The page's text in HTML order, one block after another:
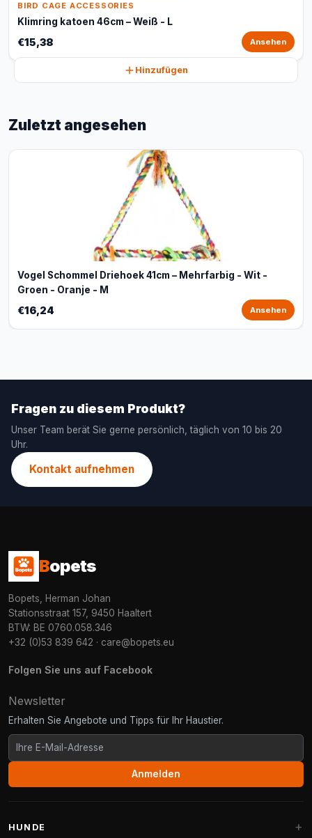
BIRD CAGE ACCESSORIES
Klimring katoen 46cm – Weiß - L
€15,38 Ansehen
Hinzufügen
Zuletzt angesehen
Vogel Schommel Driehoek 41cm – Mehrfarbig - Wit -
Groen - Oranje - M
€16,24 Ansehen
Fragen zu diesem Produkt?
Unser Team berät Sie gerne persönlich, täglich von 10 bis 20
Uhr.
Kontakt aufnehmen
Bopets
Bopets, Herman Johan
Stationsstraat 157, 9450 Haaltert
BTW: BE 0760.058.346
+32 (0)53 839 642 · care@bopets.eu
Folgen Sie uns auf Facebook
Newsletter
Erhalten Sie Angebote und Tipps für Ihr Haustier.
Anmelden
HUNDE